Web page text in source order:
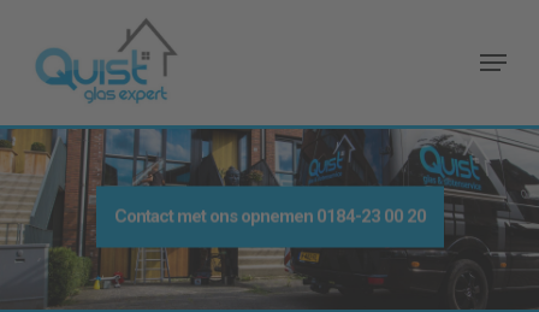
main
Menu
Contact met ons opnemen 0184-23 00 20